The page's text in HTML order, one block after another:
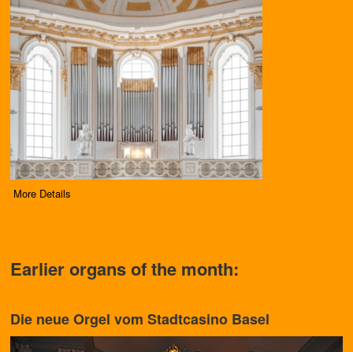
More Details
Earlier organs of the month:
Die neue Orgel vom Stadtcasino Basel